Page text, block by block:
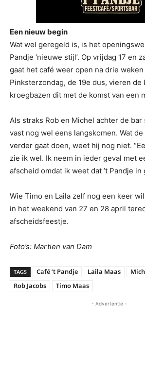
Een nieuw begin
Wat wel geregeld is, is het
Pandje ‘nieuwe stijl’. Op vrijdag 17 en
gaat het café weer open na drie
Pinksterzondag, de 19e dus, vieren de
kroegbazen dit met de komst van een
Als straks Rob en Michel achter de bar
vast nog wel eens langskomen. Wat
verder gaat doen, weet hij nog niet.
zie ik wel. Ik neem in ieder geval met
afscheid omdat ik weet dat ’t Pandje in
Wie Timo en Laila zelf nog een keer
in het weekend van 27 en 28 april
afscheidsfeestje.
Foto’s: Martien van Dam
TAGS Café ’t Pandje Laila Maas
Rob Jacobs
Timo Maas
- Advertentie -